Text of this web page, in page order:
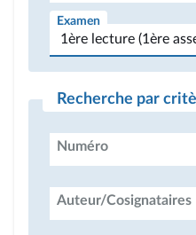
Examen
Recherche par
Numéro
Auteur/Cosignataires